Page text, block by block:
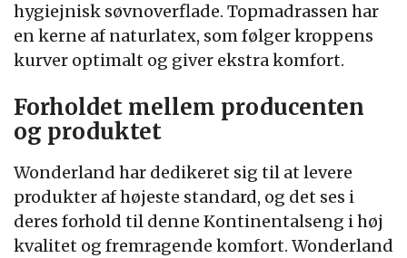
hygiejnisk søvnoverflade. Topmadrassen har
en kerne af naturlatex, som følger kroppens
kurver optimalt og giver ekstra komfort.
Forholdet mellem producenten
og produktet
Wonderland har dedikeret sig til at levere
produkter af højeste standard, og det ses i
deres forhold til denne Kontinentalseng i høj
kvalitet og fremragende komfort. Wonderland